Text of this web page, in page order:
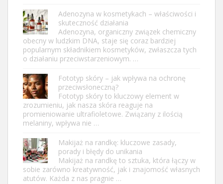
Adenozyna w kosmetykach – właściwości i
skuteczność działania
Adenozyna, organiczny związek chemiczny
obecny w ludzkim DNA, staje się coraz bardziej
popularnym składnikiem kosmetyków, zwłaszcza tych
o działaniu przeciwstarzeniowym. …
Fototyp skóry – jak wpływa na ochronę
przeciwsłoneczną?
Fototyp skóry to kluczowy element w
zrozumieniu, jak nasza skóra reaguje na
promieniowanie ultrafioletowe. Związany z ilością
melaniny, wpływa nie …
Makijaż na randkę: kluczowe zasady,
porady i błędy do unikania
Makijaż na randkę to sztuka, która łączy w
sobie zarówno kreatywność, jak i znajomość własnych
atutów. Każda z nas pragnie …